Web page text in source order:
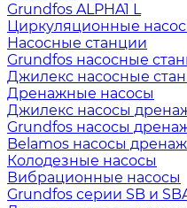
Grundfos ALPHA1 L
Циркуляционные
Насосные станции
Grundfos насосные
Джилекс насосные
Дренажные насосы
Джилекс насосы
Grundfos насосы
Belamos насосы
Колодезные насосы
Вибрационные насосы
Grundfos серии SB и